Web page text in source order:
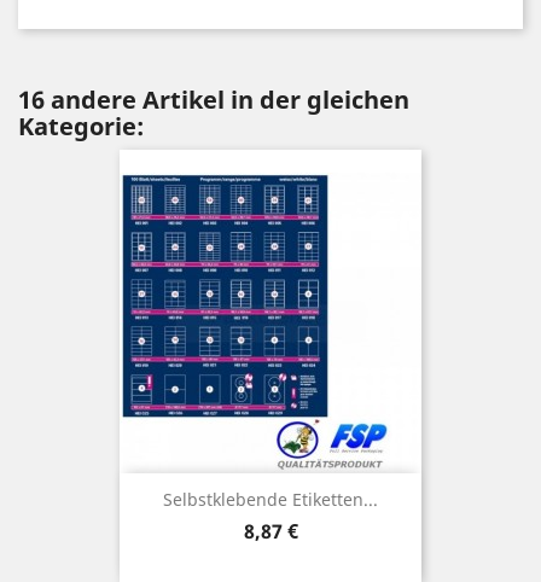
16 andere Artikel in der gleichen
Kategorie:
Selbstklebende Etiketten...
Preis
8,87 €